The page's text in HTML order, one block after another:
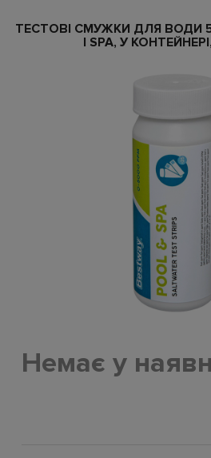
ТЕСТОВІ СМУЖКИ ДЛЯ ВОДИ
І SPA, У
Немає у